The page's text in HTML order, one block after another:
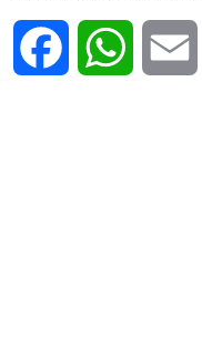
Facebook